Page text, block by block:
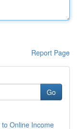
Report Page
Go
Online Income